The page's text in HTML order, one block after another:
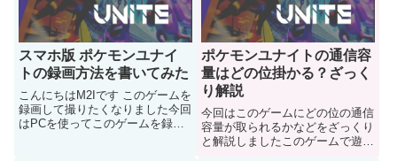
スマホ版 ポケモンユナイ
トの録画方法を書いてみた
こんにちはM2Iです このゲームを
録画して撮りたくなりました今回
はPCを使ってこのゲームを録画
ポケモンユナイトの通信容
量はどの位掛かる？ざっく
り解説
今回はこのゲームにどの位の通信
容量が取られるかなどをざっくり
と解説しましたこのゲームで遊ぶ